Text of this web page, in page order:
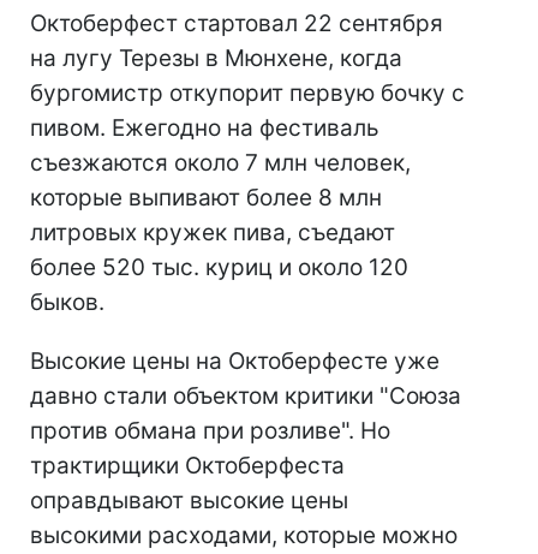
Октоберфест стартовал 22 сентября
на лугу Терезы в Мюнхене, когда
бургомистр откупорит первую бочку с
пивом. Ежегодно на фестиваль
съезжаются около 7 млн человек,
которые выпивают более 8 млн
литровых кружек пива, съедают
более 520 тыс. куриц и около 120
быков.
Высокие цены на Октоберфесте уже
давно стали объектом критики "Союза
против обмана при розливе". Но
трактирщики Октоберфеста
оправдывают высокие цены
высокими расходами, которые можно